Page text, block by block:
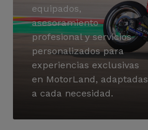
equipados,
asesoramiento
profesional y servicios
personalizados para
experiencias exclusivas
en MotorLand, adaptadas
a cada necesidad.